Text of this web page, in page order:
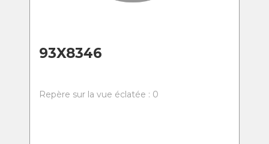
93X8346
Repère sur la vue éclatée : 0